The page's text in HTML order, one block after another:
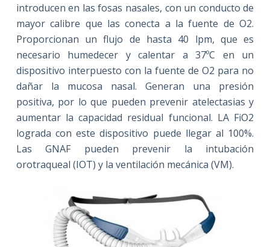
introducen en las fosas nasales, con un conducto de
mayor calibre que las conecta a la fuente de O2.
Proporcionan un flujo de hasta 40 lpm, que es
necesario humedecer y calentar a 37ºC en un
dispositivo interpuesto con la fuente de O2 para no
dañar la mucosa nasal. Generan una presión
positiva, por lo que pueden prevenir atelectasias y
aumentar la capacidad residual funcional. LA FiO2
lograda con este dispositivo puede llegar al 100%.
Las GNAF pueden prevenir la intubación
orotraqueal (IOT) y la ventilación mecánica (VM).